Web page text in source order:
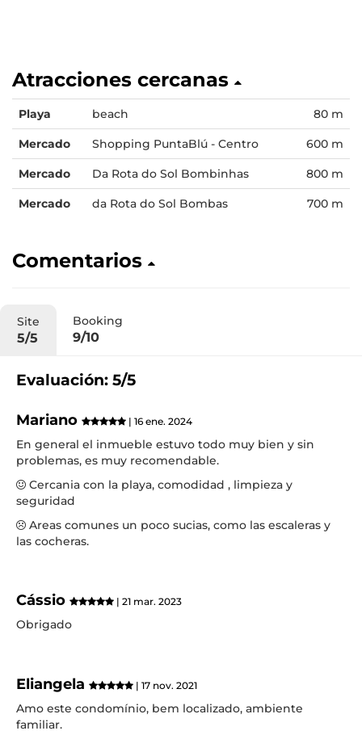
Atracciones cercanas
Playa beach 80 m
Mercado Shopping PuntaBlú - Centro 600 m
Mercado Da Rota do Sol Bombinhas 800 m
Mercado da Rota do Sol Bombas 700 m
Comentarios
Site
5/5
Booking
9/10
Evaluación: 5/5
Mariano | 16 ene. 2024
En general el inmueble estuvo todo muy bien y sin
problemas, es muy recomendable.
Cercania con la playa, comodidad , limpieza y
seguridad
Areas comunes un poco sucias, como las escaleras y
las cocheras.
Cássio | 21 mar. 2023
Obrigado
Eliangela | 17 nov. 2021
Amo este condomínio, bem localizado, ambiente
familiar.